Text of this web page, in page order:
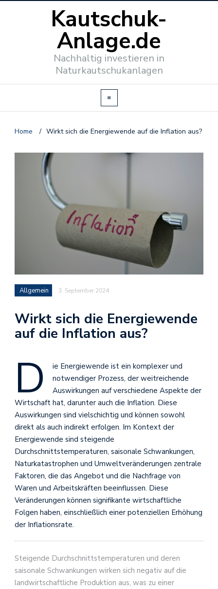
Kautschuk-
Anlage.de
Nachhaltig investieren in
Naturkautschukanlagen
Home / Wirkt sich die Energiewende auf die Inflation aus?
Allgemein 3. September 2024
Wirkt sich die Energiewende
auf die Inflation aus?
D
ie Energiewende ist ein komplexer und
notwendiger Prozess, der weitreichende
Auswirkungen auf verschiedene Aspekte der
Wirtschaft hat, darunter auch die Inflation. Diese
Auswirkungen sind vielschichtig und können sowohl
direkt als auch indirekt erfolgen. Im Kontext der
Energiewende sind steigende
Durchschnittstemperaturen, saisonale Schwankungen,
Naturkatastrophen und Umweltveränderungen zentrale
Faktoren, die das Angebot und die Nachfrage von
Waren und Arbeitskräften beeinflussen. Diese
Veränderungen können signifikante wirtschaftliche
Folgen haben, einschließlich einer potenziellen Erhöhung
der Inflationsrate.
Steigende Durchschnittstemperaturen und deren
saisonale Schwankungen wirken sich negativ auf die
landwirtschaftliche Produktion aus, was zu einer